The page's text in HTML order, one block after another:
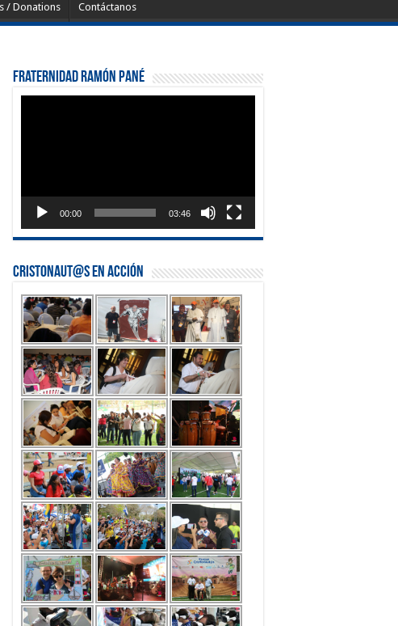
/ Donations Contáctanos
Fraternidad Ramón Pané
00:00 03:46
Cristonaut@s en Acción